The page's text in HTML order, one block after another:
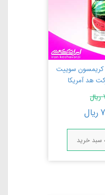
کریمسون سوییت
ریال
ریال
سبد خرید